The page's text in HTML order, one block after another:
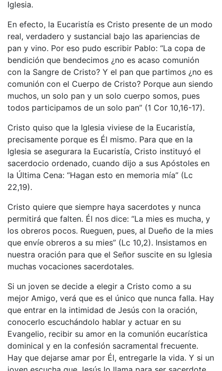
Iglesia.
En efecto, la Eucaristía es Cristo presente de un modo
real, verdadero y sustancial bajo las apariencias de
pan y vino. Por eso pudo escribir Pablo: “La copa de
bendición que bendecimos ¿no es acaso comunión
con la Sangre de Cristo? Y el pan que partimos ¿no es
comunión con el Cuerpo de Cristo? Porque aun siendo
muchos, un solo pan y un solo cuerpo somos, pues
todos participamos de un solo pan” (1 Cor 10,16-17).
Cristo quiso que la Iglesia viviese de la Eucaristía,
precisamente porque es Él mismo. Para que en la
Iglesia se asegurara la Eucaristía, Cristo instituyó el
sacerdocio ordenado, cuando dijo a sus Apóstoles en
la Última Cena: “Hagan esto en memoria mía” (Lc
22,19).
Cristo quiere que siempre haya sacerdotes y nunca
permitirá que falten. Él nos dice: “La mies es mucha, y
los obreros pocos. Rueguen, pues, al Dueño de la mies
que envíe obreros a su mies” (Lc 10,2). Insistamos en
nuestra oración para que el Señor suscite en su Iglesia
muchas vocaciones sacerdotales.
Si un joven se decide a elegir a Cristo como a su
mejor Amigo, verá que es el único que nunca falla. Hay
que entrar en la intimidad de Jesús con la oración,
conocerlo escuchándolo hablar y actuar en su
Evangelio, recibir su amor en la comunión eucarística
dominical y en la confesión sacramental frecuente.
Hay que dejarse amar por Él, entregarle la vida. Y si un